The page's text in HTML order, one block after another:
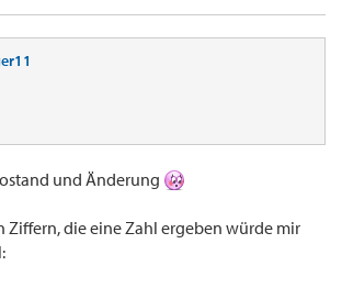
und Änderung
Ziffern, die eine Zahl ergeben würde mir